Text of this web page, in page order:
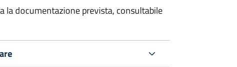
la documentazione prevista, consultabile